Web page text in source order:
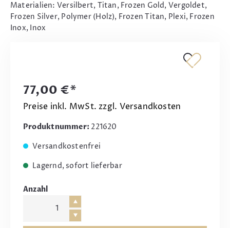
Materialien: Versilbert, Titan, Frozen Gold, Vergoldet,
Frozen Silver, Polymer (Holz), Frozen Titan, Plexi, Frozen
Inox, Inox
77,00 €*
Preise inkl. MwSt. zzgl. Versandkosten
Produktnummer: 221620
Versandkostenfrei
Lagernd, sofort lieferbar
Anzahl